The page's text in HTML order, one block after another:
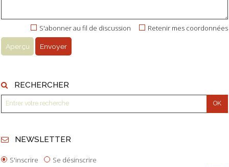
Retenir mes coordonnées
S'abonner au fil de discussion
RECHERCHER
NEWSLETTER
S'inscrire Se désinscrire